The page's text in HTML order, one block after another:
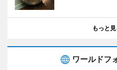
もっと見
ワールドフ